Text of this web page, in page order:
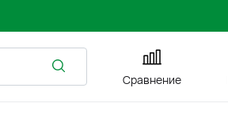
Сравнение